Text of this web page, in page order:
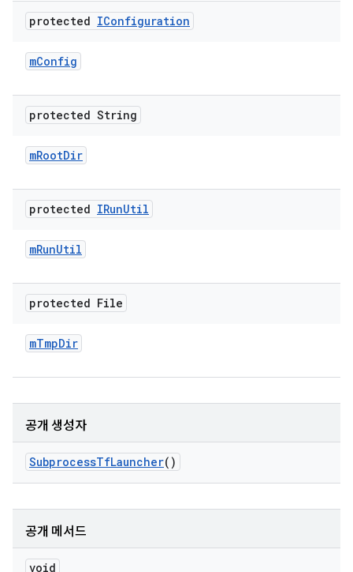
protected IConfiguration
mConfig
protected String
mRootDir
protected IRunUtil
mRunUtil
protected File
mTmpDir
공개 생성자
SubprocessTfLauncher()
공개 메서드
void